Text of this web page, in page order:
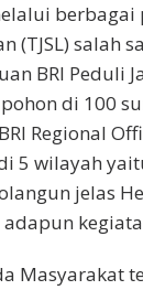
berbagai
(TJSL) salah
BRI Peduli
di 100
Regional
5 wilayah
jelas
adapun
Masyarakat